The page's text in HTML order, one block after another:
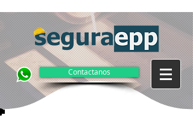
Contactanos